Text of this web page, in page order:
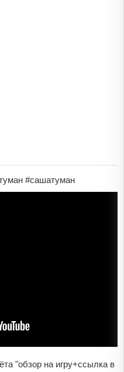
#сашатуман
"обзор на игру+ссылка в